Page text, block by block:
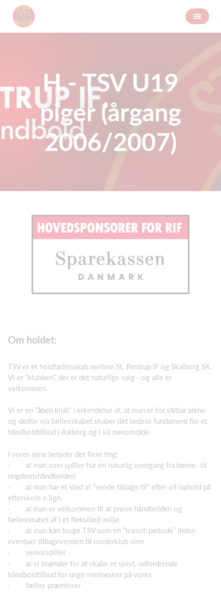
H - TSV U19
piger (årgang
2006/2007)
Om holdet:
TSV er et holdfællesskab mellem St. Restrup IF og Skalborg SK.
Vi er ”klubben”, der er det naturlige valg - og alle er
velkommen.
Vi er en ”åben klub” i erkendelse af, at man er for sårbar alene
og derfor via fællesskabet skaber det bedste fundament for et
håndboldtilbud i Aalborg og i sit nærområde.
I vores øjne betyder det flere ting;
· at man som spiller har en naturlig overgang fra børne- til
ungdomshåndbolden
· at man har et sted at ”vende tilbage til” efter sit ophold på
efterskole e.lign.
· at man er velkommen til at prøve håndbolden og
fællesskabet af i et fleksibelt miljø
· at man kan bruge TSV som en ”transit-periode” inden
eventuel tilbagevenden til moderklub som
· seniorspiller
· at vi brænder for at skabe et sjovt, udfordrende
håndboldtilbud for unge mennesker på vores
· fælles præmisser